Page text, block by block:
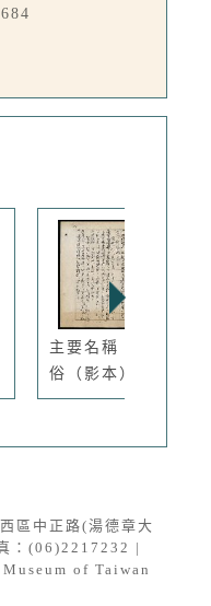
主要名稱：今世多惡
俗（影本）
區中正路(湯德章大
：(06)2217232 |
of Taiwan